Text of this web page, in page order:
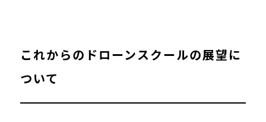
これからのドローンスクールの展望に
ついて